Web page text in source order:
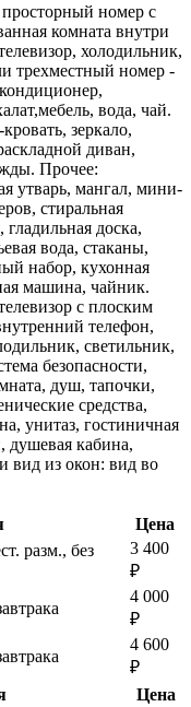
номер с
комната внутри
холодильник,
трехместный номер -
вода, чай.
зеркало,
диван,
Прочее:
утварь, мангал, мини-
стиральная
доска,
вода, стаканы,
набор, кухонная
машина, чайник.
с плоским
телефон,
светильник,
безопасности,
душ, тапочки,
средства,
унитаз, гостиничная
кабина,
вид из окон: вид во
Цена
разм., без
3 400
₽
4 000
₽
4 600
₽
Цена